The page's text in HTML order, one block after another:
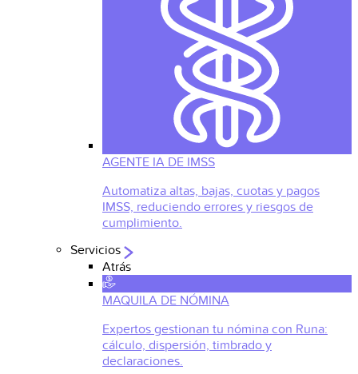
AGENTE IA DE IMSS
Automatiza altas, bajas, cuotas y pagos
IMSS, reduciendo errores y riesgos de
cumplimiento.
Servicios
Atrás
MAQUILA DE NÓMINA
Expertos gestionan tu nómina con Runa:
cálculo, dispersión, timbrado y
declaraciones.